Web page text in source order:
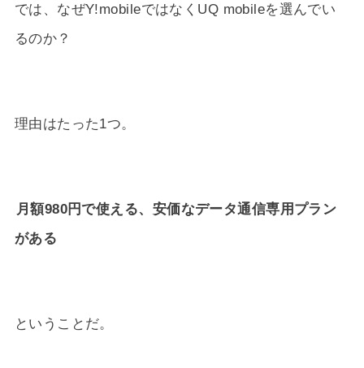
では、なぜY!mobileではなくUQ mobileを選んでい
るのか？
理由はたった1つ。
月額980円で使える、安価なデータ通信専用プラン
がある
ということだ。